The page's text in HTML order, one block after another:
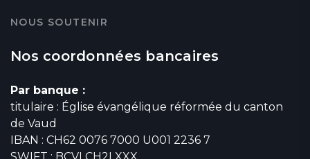
NOUS SOUTENIR
Nos coordonnées bancaires
Par banque :
titulaire : Église évangélique réformée du canton
de Vaud
IBAN : CH62 0076 7000 U001 2236 7